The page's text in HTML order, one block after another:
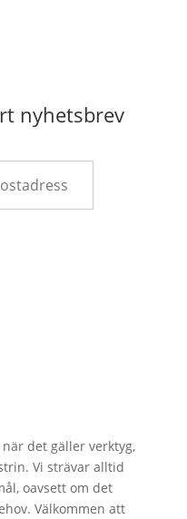
nyhetsbrev
det gäller verktyg,
Vi strävar alltid
oavsett om det
Välkommen att